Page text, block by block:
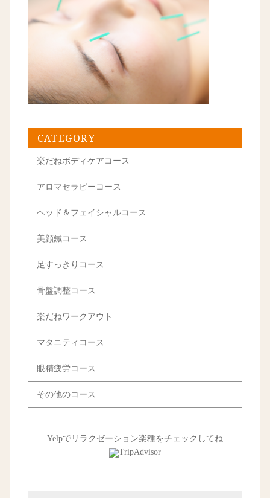
CATEGORY
楽だねボディケアコース
アロマセラピーコース
ヘッド＆フェイシャルコース
美顔鍼コース
足すっきりコース
骨盤調整コース
楽だねワークアウト
マタニティコース
眼精疲労コース
その他のコース
Yelpでリラクゼーション楽種をチェックしてね